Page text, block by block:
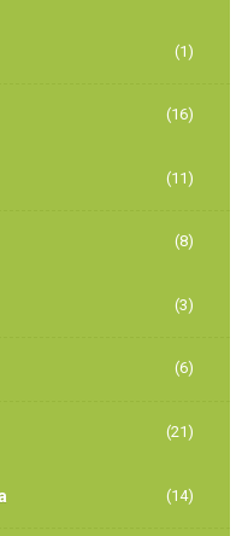
(1)
(16)
(11)
(8)
(3)
(6)
(21)
(14)